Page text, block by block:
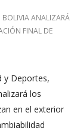
BOLIVIA ANALIZARÁ
FINAL DE
y Deportes,
los
en el exterior